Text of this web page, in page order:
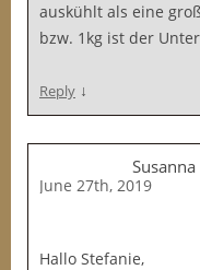
auskühlt als eine
bzw. 1kg ist der
Reply ↓
Susanna
June 27th, 2019
Hallo Stefanie,